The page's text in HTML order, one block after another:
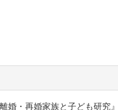
婚・再婚家族と子ども研